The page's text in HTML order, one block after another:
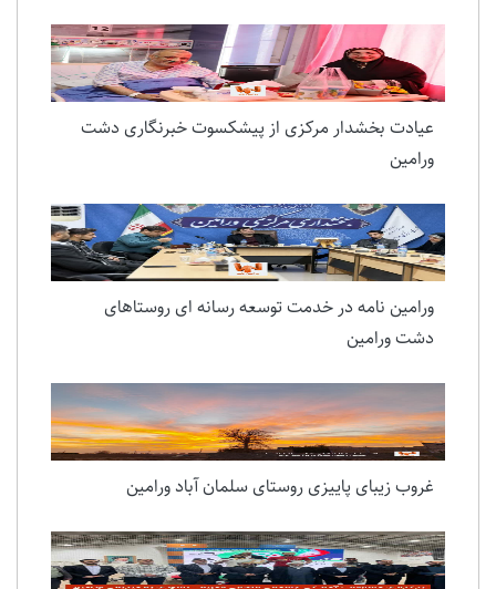
عیادت بخشدار مرکزی از پیشکسوت خبرنگاری دشت
ورامین
ورامین نامه در خدمت توسعه رسانه ای روستاهای
دشت ورامین
غروب زیبای پاییزی روستای سلمان آباد ورامین